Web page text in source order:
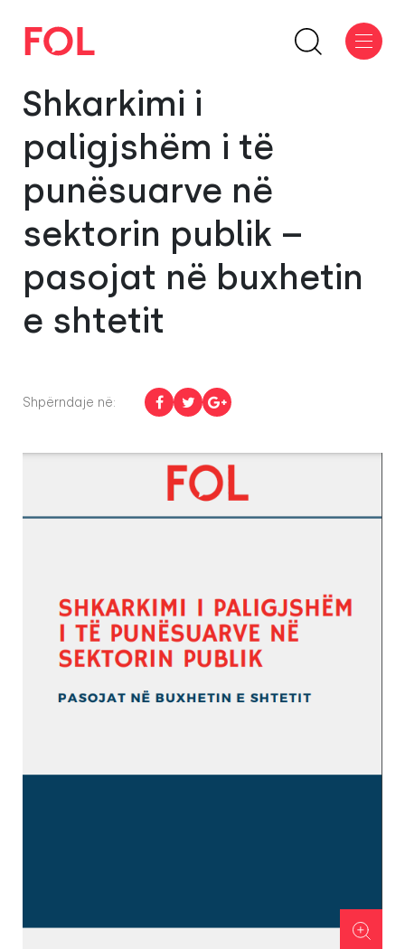
Shkarkimi i
paligjshëm i të
punësuarve në
sektorin publik –
pasojat në buxhetin
e shtetit
Shpërndaje në: